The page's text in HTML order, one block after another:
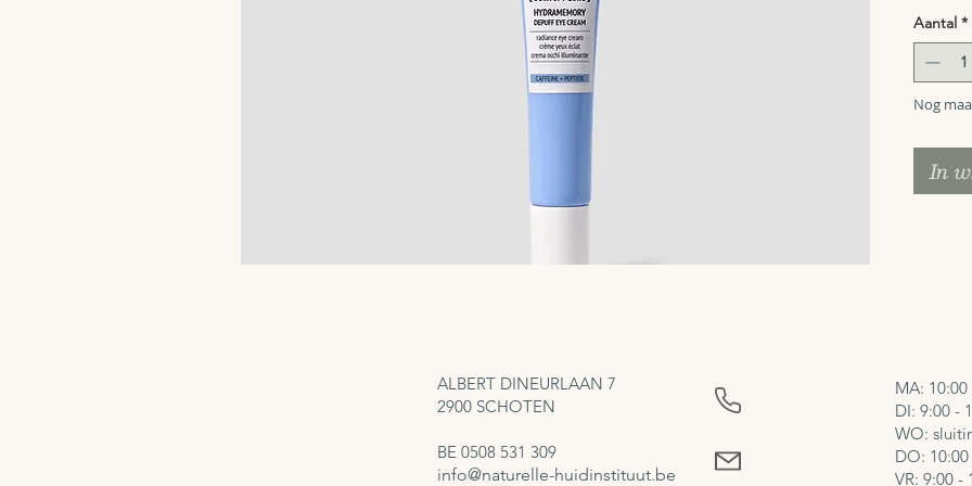
94,2%
Aantal *
Nog
In
ALBERT DINEURLAAN 7
2900 SCHOTEN
BE 0508 531 309
info@naturelle-huidinstituut.be
MA: 10:00
DI: 9:00 -
WO:
DO:
VR: 9:00 -